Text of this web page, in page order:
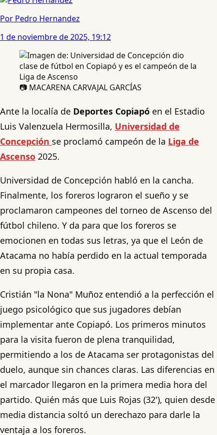
Por Pedro Hernandez
1 de noviembre de 2025, 19:12
📷 MACARENA CARVAJAL GARCÍAS
Ante la localía de Deportes Copiapó en el Estadio
Luis Valenzuela Hermosilla, Universidad de
Concepción se proclamó campeón de la Liga de
Ascenso 2025.
Universidad de Concepción habló en la cancha.
Finalmente, los foreros lograron el sueño y se
proclamaron campeones del torneo de Ascenso del
fútbol chileno. Y da para que los foreros se
emocionen en todas sus letras, ya que el León de
Atacama no había perdido en la actual temporada
en su propia casa.
Cristián "la Nona" Muñoz entendió a la perfección el
juego psicológico que sus jugadores debían
implementar ante Copiapó. Los primeros minutos
para la visita fueron de plena tranquilidad,
permitiendo a los de Atacama ser protagonistas del
duelo, aunque sin chances claras. Las diferencias en
el marcador llegaron en la primera media hora del
partido. Quién más que Luis Rojas (32'), quien desde
media distancia soltó un derechazo para darle la
ventaja a los foreros.